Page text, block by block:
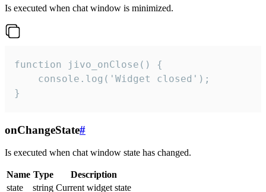
Is executed when chat window is minimized.
function jivo_onClose() {
    console.log('Widget closed');
}
onChangeState#
Is executed when chat window state has changed.
Name Type
Description
state
string Current widget state